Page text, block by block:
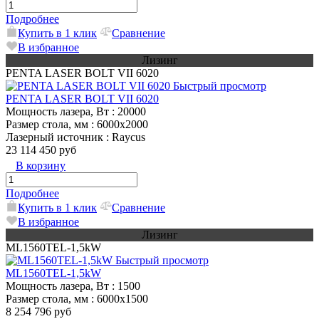
Подробнее
Купить в 1 клик
Сравнение
В избранное
Лизинг
PENTA LASER BOLT VII 6020
Быстрый просмотр
PENTA LASER BOLT VII 6020
Мощность лазера, Вт : 20000
Размер стола, мм : 6000х2000
Лазерный источник : Raycus
23 114 450 руб
В корзину
Подробнее
Купить в 1 клик
Сравнение
В избранное
Лизинг
МL1560TEL-1,5kW
Быстрый просмотр
МL1560TEL-1,5kW
Мощность лазера, Вт : 1500
Размер стола, мм : 6000х1500
8 254 796 руб